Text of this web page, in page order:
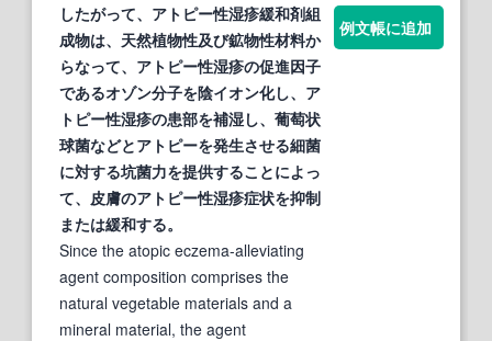
したがって、アトピー性湿疹緩和剤組
成物は、天然植物性及び鉱物性材料か
らなって、アトピー性湿疹の促進因子
であるオゾン分子を陰イオン化し、ア
トピー性湿疹の患部を補湿し、 葡萄状
球菌などとアトピーを発生させる細菌
に対する坑菌力を提供することによっ
て、皮膚のアトピー性湿疹症状を抑制
または緩和する。
Since the atopic eczema-alleviating
agent composition comprises the
natural vegetable materials and a
mineral material, the agent
例文帳に追加